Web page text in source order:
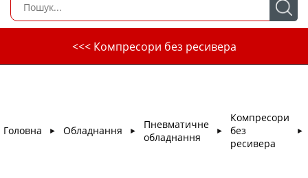
<<< Компресори без ресивера
Головна ► Обладнання ►
Пневматичне
обладнання
►
Компресори
без
ресивера
►